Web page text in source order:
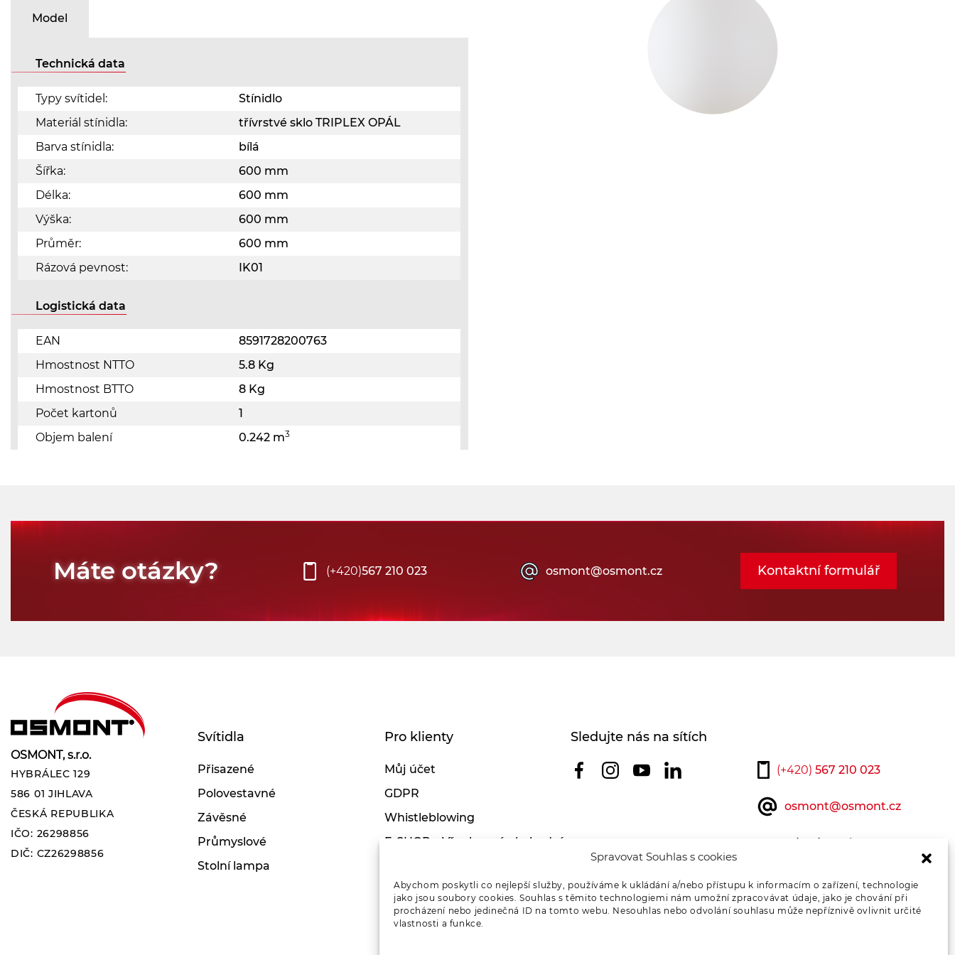
Spravovat Souhlas s cookies
Abychom poskytli co nejlepší služby, používáme k ukládání a/nebo přístupu k informacím o zařízení, technologie
jako jsou soubory cookies. Souhlas s těmito technologiemi nám umožní zpracovávat údaje, jako je chování při
procházení nebo jedinečná ID na tomto webu. Nesouhlas nebo odvolání souhlasu může nepříznivě ovlivnit určité
vlastnosti a funkce.
Model
Technická data
Typy svítidel:
Stínidlo
Materiál stínidla:
třívrstvé sklo TRIPLEX OPÁL
Barva stínidla:
bílá
Šířka:
600 mm
Délka:
600 mm
Výška:
600 mm
Průměr:
600 mm
Rázová pevnost:
IK01
Logistická data
EAN
8591728200763
Hmostnost NTTO
5.8 Kg
Hmostnost BTTO
8 Kg
Počet kartonů
1
Objem balení
0.242 m3
Máte otázky? (+420)567 210 023 osmont@osmont.cz Kontaktní formulář
OSMONT, s.r.o.
HYBRÁLEC 129
586 01 JIHLAVA
ČESKÁ REPUBLIKA
IČO: 26298856
DIČ: CZ26298856
Svítidla
Přisazené
Polovestavné
Závěsné
Průmyslové
Stolní lampa
Pro klienty
Můj účet
GDPR
Whistleblowing
E-SHOP – Všeobecné obchodní
Reklamační řád OSMONT
Kde koupit
Odstoupení od smlouvy
Sledujte nás na sítích
(+420) 567 210 023
osmont@osmont.cz
Kontaktujte nás